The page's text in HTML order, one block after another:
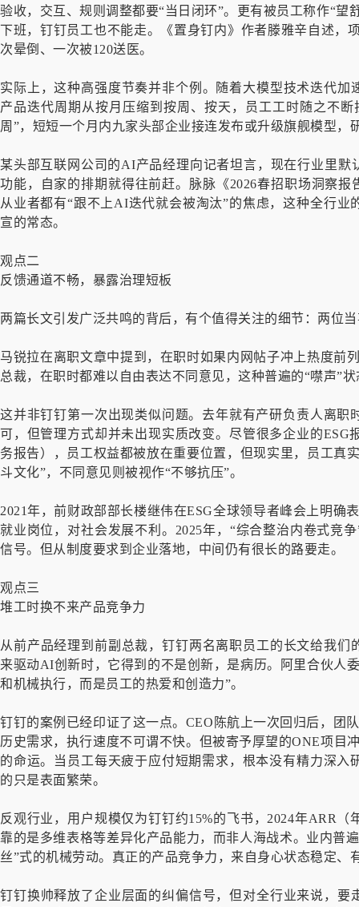
验收，交互、规则调整都要“当日闭环”。更有被员工称作“
下班，钉钉员工也不能走。《置身钉内》作者滕雅辛自述，
次晕倒、一次被120送医。
实际上，这种高强度节奏并非个例。随着大模型技术迭代加
产品迭代周期从按月压缩到按周、按天，员工工时随之不
周”，短短一个月内九家头部企业接连发布或升级旗舰模型，
某头部互联网公司的AI产品经理向记者坦言，现在行业里默
功能，自家的排期就得往前赶。脉脉《2026春招职场洞察
从业者都有“跟不上AI迭代就会被淘汰”的焦虑，这种全行
宣的常态。
观点二
反馈通道不畅，暴露治理短板
两篇长文引发广泛共鸣的背后，有个值得关注的细节：两位
马锐拉在离职文章中提到，在职时如果内网帖子冲上热度前
总裁，在职时都难以自由表达不同意见，这种普遍的“噤声”
这并非钉钉第一次出现类似问题。去年就有产研负责人离
可，但管理方式却并未出现实质改变。尽管很多企业的
务报告），员工权益都被放在重要位置，但现实里，员工真
斗文化”，不同意见则被视作“不够抗压”。
2021年，前财政部部长楼继伟在ESG全球领导者峰会上明确
就业岗位，对社会发展不利。2025年，“综合整治内卷式竞
信号。但从制度要求到企业落地，中间仍有很长的路要走。
观点三
堆工时换不来产品竞争力
从前产品经理到前副总裁，钉钉两名离职员工的长文给我
来驱动AI创新时，它得到的不是创新，是病历。阿里合伙人
和机械执行，而是员工的热爱和创造力”。
钉钉的案例已经印证了这一点。CEO陈航上一次回归后，团
历史需求，执行速度不可谓不快。但被寄予厚望的ONE项目
的命运。当员工每天疲于应付短期需求，根本没有精力深
的只是表面繁荣。
反观行业，用户规模仅为钉钉约15%的飞书，2024年ARR
靠的是多维表格等差异化产品能力，而非人海战术。业内普
丝”式的机械劳动。真正的产品竞争力，来自身心状态稳定
钉钉换帅释放了企业层面的纠偏信号，但对全行业来说，要